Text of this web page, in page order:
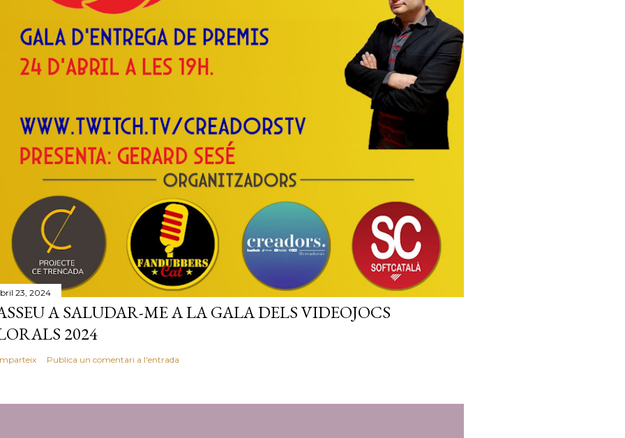
23, 2024
A SALUDAR-ME A LA GALA DELS VIDEOJOCS
2024
Publica un comentari a l'entrada